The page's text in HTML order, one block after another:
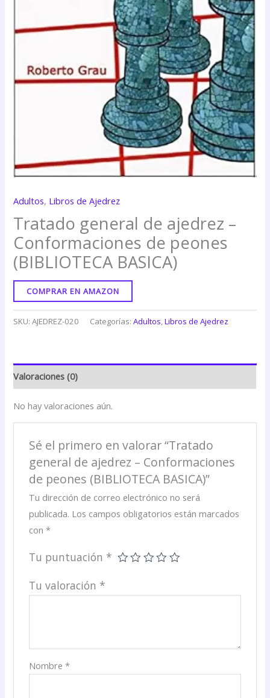
Adultos, Libros de Ajedrez
Tratado general de ajedrez –
Conformaciones de peones
(BIBLIOTECA BASICA)
COMPRAR EN AMAZON
SKU:AJEDREZ-020 Categorías:Adultos,Libros de Ajedrez
Valoraciones (0)
No hay valoraciones aún.
Sé el primero en valorar “Tratado
general de ajedrez – Conformaciones
de peones (BIBLIOTECA BASICA)”
Tu dirección de correo electrónico no será
publicada. Los campos obligatorios están marcados
con *
Tu puntuación *
Tu valoración *
Nombre *